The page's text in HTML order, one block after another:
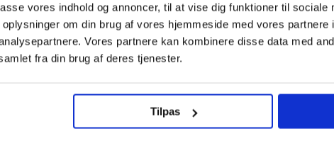
vores indhold og annoncer, til at vise dig funktioner til sociale
om din brug af vores hjemmeside med vores partnere
Vores partnere kan kombinere disse data med
fra din brug af deres tjenester.
Tilpas